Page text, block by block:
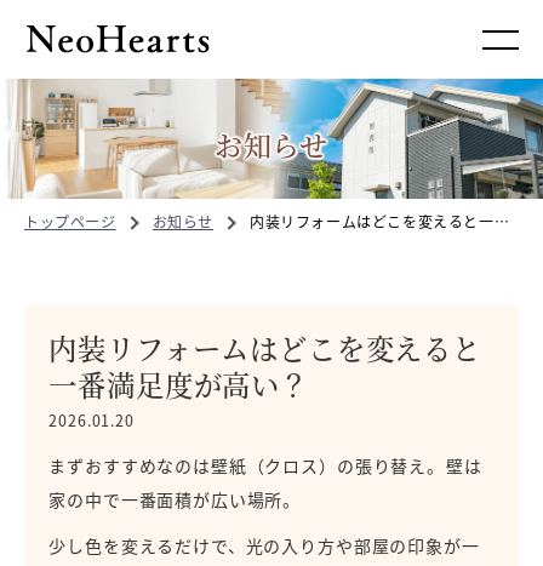
お知らせ
トップページ お知らせ 内装リフォームはどこを変えると一番満足度が高い？
内装リフォームはどこを変えると
一番満足度が高い？
2026.01.20
まずおすすめなのは壁紙（クロス）の張り替え。 壁は
家の中で一番面積が広い場所。
少し色を変えるだけで、光の入り方や部屋の印象が一